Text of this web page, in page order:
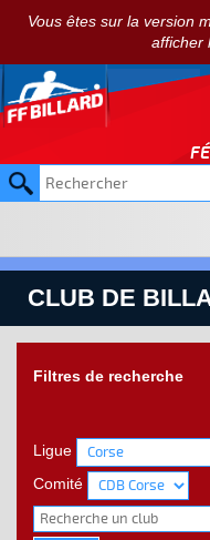
Vous êtes sur la version
afficher
CLUB DE
Filtres de recherche
Ligue
Comité